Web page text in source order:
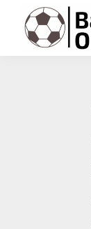
Passer
Passer
contenu
Passer
Passer